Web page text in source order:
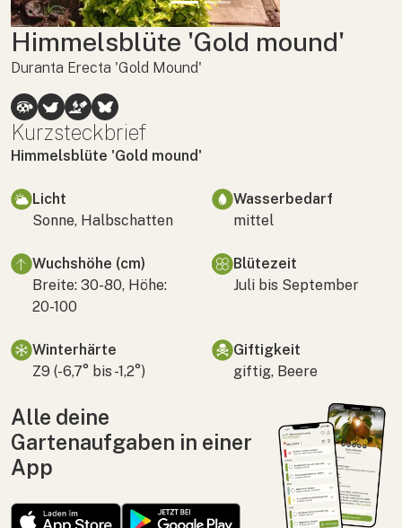
Himmelsblüte 'Gold mound'
Duranta Erecta 'Gold Mound'
Kurzsteckbrief
Himmelsblüte 'Gold mound'
Licht
Sonne, Halbschatten
Wasserbedarf
mittel
Wuchshöhe (cm)
Breite: 30-80, Höhe:
20-100
Blütezeit
Juli bis September
Winterhärte
Z9 (-6,7° bis -1,2°)
Giftigkeit
giftig, Beere
Alle deine
Gartenaufgaben in einer
App